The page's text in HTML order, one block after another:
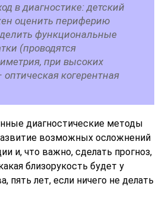
в диагностике: детский
оценить периферию
функциональные
(проводятся
при высоких
когерентная
диагностические методы
возможных осложнений
и, что важно, сделать прогноз,
близорукость будет у
пять лет, если ничего не делать